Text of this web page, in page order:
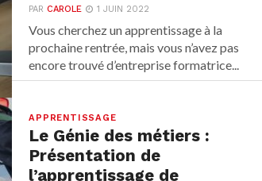
PARCAROLE 1 JUIN 2022
Vous cherchez un apprentissage à la
prochaine rentrée, mais vous n’avez pas
encore trouvé d’entreprise formatrice...
APPRENTISSAGE
Le Génie des métiers :
Présentation de
l’apprentissage de